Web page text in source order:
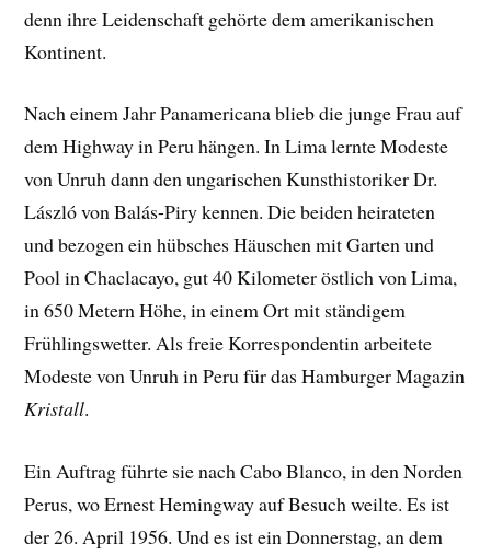
denn ihre Leidenschaft gehörte dem amerikanischen
Kontinent.
Nach einem Jahr Panamericana blieb die junge Frau auf
dem Highway in Peru hängen. In Lima lernte Modeste
von Unruh dann den ungarischen Kunsthistoriker Dr.
László von Balás-Piry kennen. Die beiden heirateten
und bezogen ein hübsches Häuschen mit Garten und
Pool in Chaclacayo, gut 40 Kilometer östlich von Lima,
in 650 Metern Höhe, in einem Ort mit ständigem
Frühlingswetter. Als freie Korrespondentin arbeitete
Modeste von Unruh in Peru für das Hamburger Magazin
Kristall.
Ein Auftrag führte sie nach Cabo Blanco, in den Norden
Perus, wo Ernest Hemingway auf Besuch weilte. Es ist
der 26. April 1956. Und es ist ein Donnerstag, an dem